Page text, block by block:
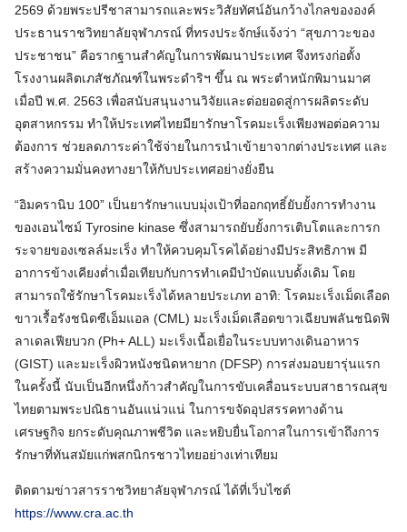
2569 ด้วยพระปรีชาสามารถและพระวิสัยทัศน์อันกว้างไกลขององค์
ประธานราชวิทยาลัยจุฬาภรณ์ ที่ทรงประจักษ์แจ้งว่า “สุขภาวะของ
ประชาชน” คือรากฐานสำคัญในการพัฒนาประเทศ จึงทรงก่อตั้ง
โรงงานผลิตเภสัชภัณฑ์ในพระดําริฯ ขึ้น ณ พระตำหนักพิมานมาศ
เมื่อปี พ.ศ. 2563 เพื่อสนับสนุนงานวิจัยและต่อยอดสู่การผลิตระดับ
อุตสาหกรรม ทำให้ประเทศไทยมียารักษาโรคมะเร็งเพียงพอต่อความ
ต้องการ ช่วยลดภาระค่าใช้จ่ายในการนำเข้ายาจากต่างประเทศ และ
สร้างความมั่นคงทางยาให้กับประเทศอย่างยั่งยืน
“อิมครานิบ 100” เป็นยารักษาแบบมุ่งเป้าที่ออกฤทธิ์ยับยั้งการทำงาน
ของเอนไซม์ Tyrosine kinase ซึ่งสามารถยับยั้งการเติบโตและการก
ระจายของเซลล์มะเร็ง ทำให้ควบคุมโรคได้อย่างมีประสิทธิภาพ มี
อาการข้างเคียงต่ำเมื่อเทียบกับการทำเคมีบำบัดแบบดั้งเดิม โดย
สามารถใช้รักษาโรคมะเร็งได้หลายประเภท อาทิ: โรคมะเร็งเม็ดเลือด
ขาวเรื้อรังชนิดซีเอ็มแอล (CML) มะเร็งเม็ดเลือดขาวเฉียบพลันชนิดฟิ
ลาเดลเฟียบวก (Ph+ ALL) มะเร็งเนื้อเยื่อในระบบทางเดินอาหาร
(GIST) และมะเร็งผิวหนังชนิดหายาก (DFSP) การส่งมอบยารุ่นแรก
ในครั้งนี้ นับเป็นอีกหนึ่งก้าวสำคัญในการขับเคลื่อนระบบสาธารณสุข
ไทยตามพระปณิธานอันแน่วแน่ ในการขจัดอุปสรรคทางด้าน
เศรษฐกิจ ยกระดับคุณภาพชีวิต และหยิบยื่นโอกาสในการเข้าถึงการ
รักษาที่ทันสมัยแก่พสกนิกรชาวไทยอย่างเท่าเทียม
ติดตามข่าวสารราชวิทยาลัยจุฬาภรณ์ ได้ที่เว็บไซต์
https://www.cra.ac.th